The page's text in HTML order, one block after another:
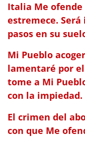
Italia Me
estremece.
pasos en su
Mi Pueblo
lamentaré por
tome a Mi
con la impiedad.
El crimen del
con que Me